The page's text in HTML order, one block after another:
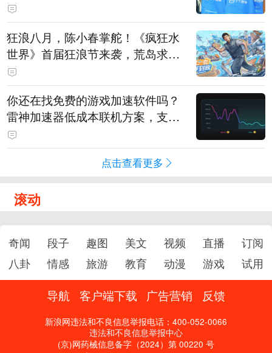
狂浪八月，陈小春掌舵！《疯狂水
世界》首届狂浪节来袭，荒岛求生
直播即将开启
你还在找免费的游戏加速软件吗？
雷神加速器低成本联机方案，支持
免费试用
点击查看更多
滚动
奇闻 段子 趣图 美文 视频 直播
订阅
八卦
情感 旅游 教育 动漫 游戏 试用
导航 客户端下载 广告营销 反馈
新浪网违法和不良信息举报电话：400-052-0066
违法和不良信息举报中心
(京)网药械信息备字（2024）第 00220 号